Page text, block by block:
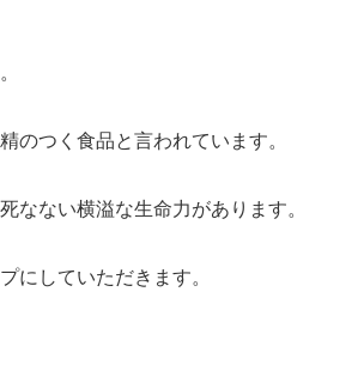
のつく食品と言われています。
なない横溢な生命力があります。
にしていただきます。